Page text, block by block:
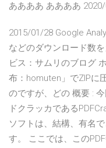
ああああ ああああ
2015/01/28 Google
などのダウンロード数
ビス：サムリのブログ
布：homuten」でZIPに
のですが、どの 概要 :
ドクラッカである
ソフトは、結構、有名
す。 ここでは、この